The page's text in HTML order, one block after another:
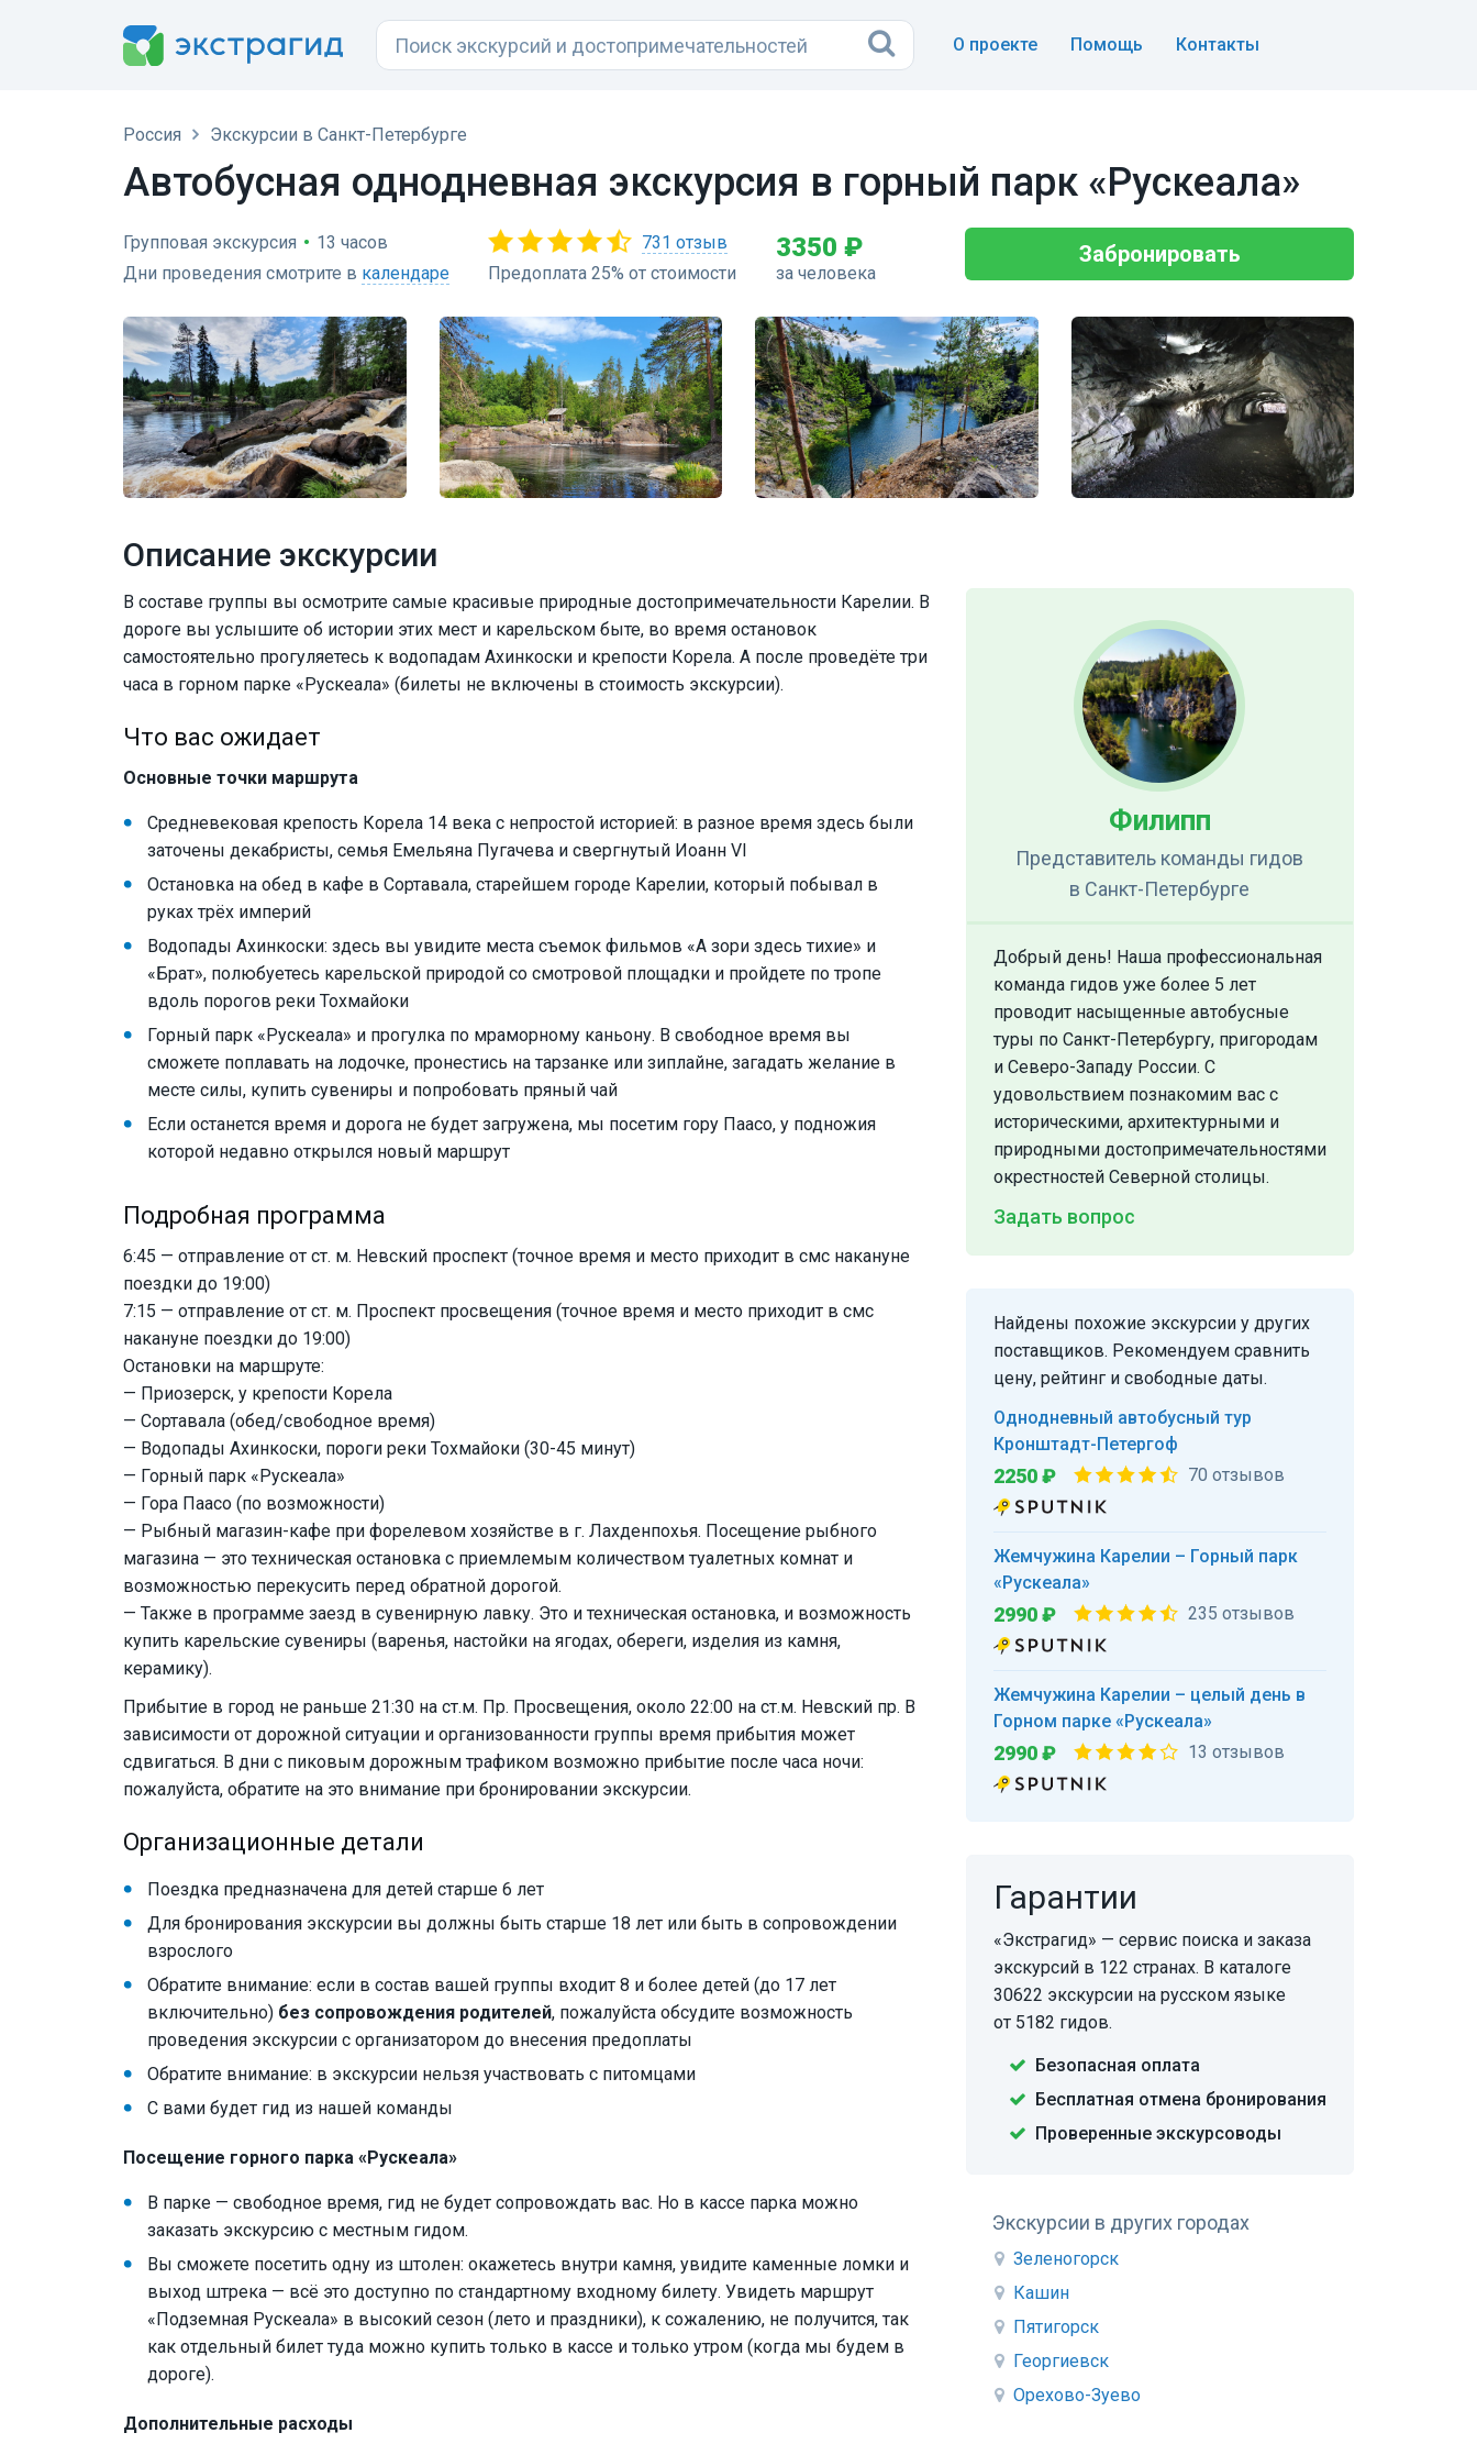
О проекте Помощь Контакты
Россия Экскурсии в Санкт-Петербурге
Автобусная однодневная экскурсия в горный парк «Рускеала»
Групповая экскурсия • 13 часов
Дни проведения смотрите в календаре
731 отзыв
Предоплата 25% от стоимости
3350 ₽
за человека
Забронировать
Описание экскурсии
В составе группы вы осмотрите самые красивые природные достопримечательности Карелии. В
дороге вы услышите об истории этих мест и карельском быте, во время остановок
самостоятельно прогуляетесь к водопадам Ахинкоски и крепости Корела. А после проведёте три
часа в горном парке «Рускеала» (билеты не включены в стоимость экскурсии).
Что вас ожидает
Основные точки маршрута
Средневековая крепость Корела 14 века с непростой историей: в разное время здесь были
заточены декабристы, семья Емельяна Пугачева и свергнутый Иоанн VI
Остановка на обед в кафе в Сортавала, старейшем городе Карелии, который побывал в
руках трёх империй
Водопады Ахинкоски: здесь вы увидите места съемок фильмов «А зори здесь тихие» и
«Брат», полюбуетесь карельской природой со смотровой площадки и пройдете по тропе
вдоль порогов реки Тохмайоки
Горный парк «Рускеала» и прогулка по мраморному каньону. В свободное время вы
сможете поплавать на лодочке, пронестись на тарзанке или зиплайне, загадать желание в
месте силы, купить сувениры и попробовать пряный чай
Если останется время и дорога не будет загружена, мы посетим гору Паасо, у подножия
которой недавно открылся новый маршрут
Подробная программа
6:45 — отправление от ст. м. Невский проспект (точное время и место приходит в смс накануне
поездки до 19:00)
7:15 — отправление от ст. м. Проспект просвещения (точное время и место приходит в смс
накануне поездки до 19:00)
Остановки на маршруте:
— Приозерск, у крепости Корела
— Сортавала (обед/свободное время)
— Водопады Ахинкоски, пороги реки Тохмайоки (30-45 минут)
— Горный парк «Рускеала»
— Гора Паасо (по возможности)
— Рыбный магазин-кафе при форелевом хозяйстве в г. Лахденпохья. Посещение рыбного
магазина — это техническая остановка с приемлемым количеством туалетных комнат и
возможностью перекусить перед обратной дорогой.
— Также в программе заезд в сувенирную лавку. Это и техническая остановка, и возможность
купить карельские сувениры (варенья, настойки на ягодах, обереги, изделия из камня,
керамику).
Прибытие в город не раньше 21:30 на ст.м. Пр. Просвещения, около 22:00 на ст.м. Невский пр. В
зависимости от дорожной ситуации и организованности группы время прибытия может
сдвигаться. В дни с пиковым дорожным трафиком возможно прибытие после часа ночи:
пожалуйста, обратите на это внимание при бронировании экскурсии.
Организационные детали
Поездка предназначена для детей старше 6 лет
Для бронирования экскурсии вы должны быть старше 18 лет или быть в сопровождении
взрослого
Обратите внимание: если в состав вашей группы входит 8 и более детей (до 17 лет
включительно) без сопровождения родителей, пожалуйста обсудите возможность
проведения экскурсии с организатором до внесения предоплаты
Обратите внимание: в экскурсии нельзя участвовать с питомцами
С вами будет гид из нашей команды
Посещение горного парка «Рускеала»
В парке — свободное время, гид не будет сопровождать вас. Но в кассе парка можно
заказать экскурсию с местным гидом.
Вы сможете посетить одну из штолен: окажетесь внутри камня, увидите каменные ломки и
выход штрека — всё это доступно по стандартному входному билету. Увидеть маршрут
«Подземная Рускеала» в высокий сезон (лето и праздники), к сожалению, не получится, так
как отдельный билет туда можно купить только в кассе и только утром (когда мы будем в
дороге).
Дополнительные расходы
Филипп
Представитель команды гидов
в Санкт-Петербурге
Добрый день! Наша профессиональная
команда гидов уже более 5 лет
проводит насыщенные автобусные
туры по Санкт-Петербургу, пригородам
и Северо-Западу России. С
удовольствием познакомим вас с
историческими, архитектурными и
природными достопримечательностями
окрестностей Северной столицы.
Задать вопрос
Найдены похожие экскурсии у других
поставщиков. Рекомендуем сравнить
цену, рейтинг и свободные даты.
Однодневный автобусный тур
Кронштадт-Петергоф
2250 ₽ 70 отзывов
Жемчужина Карелии – Горный парк
«Рускеала»
2990 ₽ 235 отзывов
Жемчужина Карелии – целый день в
Горном парке «Рускеала»
2990 ₽ 13 отзывов
Гарантии
«Экстрагид» — сервис поиска и заказа
экскурсий в 122 странах. В каталоге
30622 экскурсии на русском языке
от 5182 гидов.
Безопасная оплата
Бесплатная отмена бронирования
Проверенные экскурсоводы
Экскурсии в других городах
Зеленогорск
Кашин
Пятигорск
Георгиевск
Орехово-Зуево